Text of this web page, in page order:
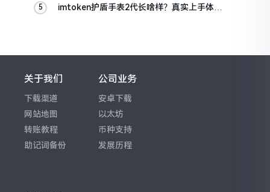
imtoken护盾手表2代长啥样？真实上手体验
关于我们
下载渠道
网站地图
转账教程
助记词备份
公司业务
安卓下载
以太坊
币种支持
发展历程